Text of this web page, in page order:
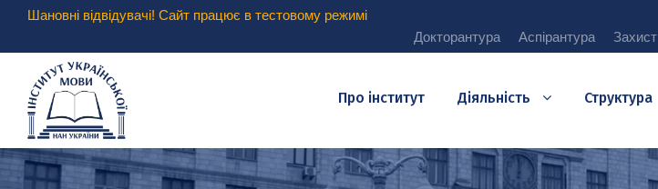
Шановні відвідувачі! Сайт працює в тестовому режимі
Докторантура
Аспірантура Захист
Про інститут Діяльність Структура